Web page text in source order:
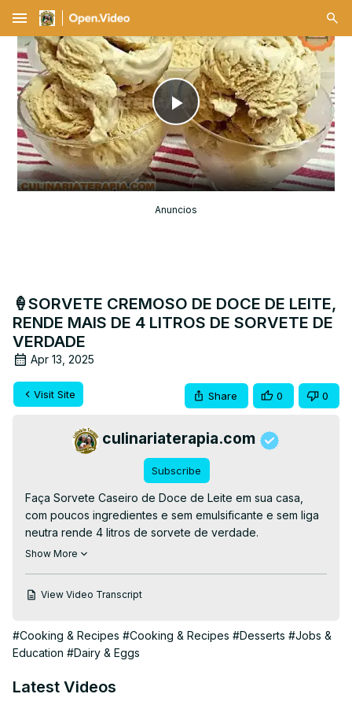
menu
Play
Video
Anuncios
🍦SORVETE CREMOSO DE DOCE DE LEITE,
RENDE MAIS DE 4 LITROS DE SORVETE DE
VERDADE
Apr 13, 2025
Visit Site Share 0 0
culinariaterapia.com
Subscribe
Faça Sorvete Caseiro de Doce de Leite em sua casa,
com poucos ingredientes e sem emulsificante e sem liga
neutra rende 4 litros de sorvete de verdade.
👉RECEITA ESCRITA👉
👉EBOOKS GRÁTIS AQUI
#culinariaterapia #sobremesa #sorvete #sorvetecremoso
#sorvetecaseiro #sorveteartesanal #sorvetefacil
Show More
View Video Transcript
#Cooking & Recipes #Cooking & Recipes #Desserts #Jobs &
Education #Dairy & Eggs
Latest Videos